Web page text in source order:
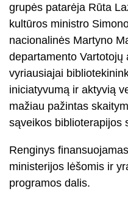
grupės patarėja Rūta
kultūros ministro
nacionalinės Martyno
departamento Vartotojų
vyriausiajai
iniciatyvumą ir aktyvią
mažiau pažintas
sąveikos biblioterapijos
Renginys
ministerijos lėšomis ir
programos dalis.